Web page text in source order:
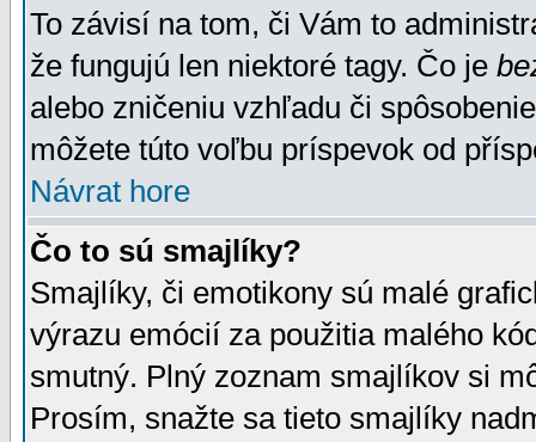
To závisí na tom, či Vám to
že fungujú len niektoré tagy. Čo je
alebo zničeniu vzhľadu či
môžete túto voľbu príspevok od
Návrat hore
Čo to sú smajlíky?
Smajlíky, či emotikony sú malé
výrazu emócií za použitia malého
smutný. Plný zoznam smajlíkov si
Prosím, snažte sa tieto smajlíky